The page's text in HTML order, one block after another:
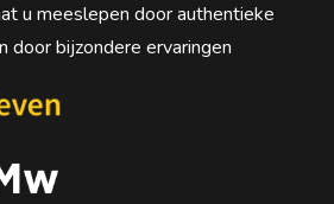
u meeslepen door authentieke
door bijzondere ervaringen